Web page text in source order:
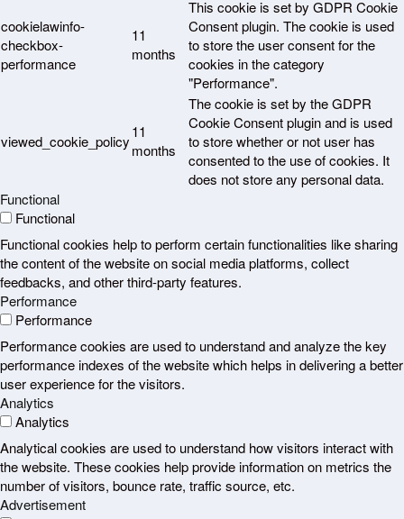
cookielawinfo-
checkbox-
performance
11
months
This cookie is set by GDPR Cookie
Consent plugin. The cookie is used
to store the user consent for the
cookies in the category
"Performance".
viewed_cookie_policy
11
months
The cookie is set by the GDPR
Cookie Consent plugin and is used
to store whether or not user has
consented to the use of cookies. It
does not store any personal data.
Functional
Functional
Functional cookies help to perform certain functionalities like sharing
the content of the website on social media platforms, collect
feedbacks, and other third-party features.
Performance
Performance
Performance cookies are used to understand and analyze the key
performance indexes of the website which helps in delivering a better
user experience for the visitors.
Analytics
Analytics
Analytical cookies are used to understand how visitors interact with
the website. These cookies help provide information on metrics the
number of visitors, bounce rate, traffic source, etc.
Advertisement